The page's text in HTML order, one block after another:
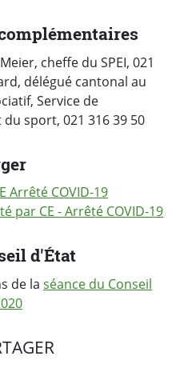
cheffe du SPEI, 021
délégué cantonal au
Service de
sport, 021 316 39 50
Arrêté COVID-19
par CE - Arrêté COVID-19
d'État
de la séance du Conseil